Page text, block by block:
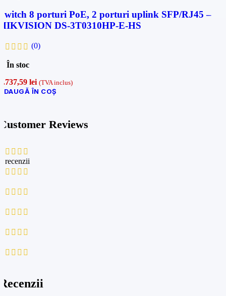
8 porturi PoE, 2 porturi uplink SFP/RJ45 –
DS-3T0310HP-E-HS
(0)
În stoc
lei (TVA inclus)
ÎN COȘ
Reviews
recenzii